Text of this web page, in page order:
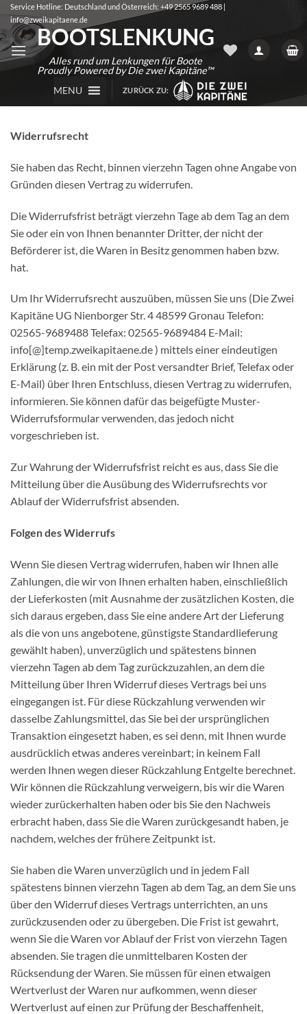
Zum
Inhalt
springen
Service Hotline: Deutschland und Österreich: +49 2565 9689 488 |
info@zweikapitaene.de
BOOTSLENKUNG
Alles rund um Lenkungen für Boote
Proudly Powered by Die zwei Kapitäne™
MENU
ZURÜCK ZU:
Widerrufsrecht
Sie haben das Recht, binnen vierzehn Tagen ohne Angabe von
Gründen diesen Vertrag zu widerrufen.
Die Widerrufsfrist beträgt vierzehn Tage ab dem Tag an dem
Sie oder ein von Ihnen benannter Dritter, der nicht der
Beförderer ist, die Waren in Besitz genommen haben bzw.
hat.
Um Ihr Widerrufsrecht auszuüben, müssen Sie uns (Die Zwei
Kapitäne UG Nienborger Str. 4 48599 Gronau Telefon:
02565-9689488 Telefax: 02565-9689484 E-Mail:
info[@]temp.zweikapitaene.de ) mittels einer eindeutigen
Erklärung (z. B. ein mit der Post versandter Brief, Telefax oder
E-Mail) über Ihren Entschluss, diesen Vertrag zu widerrufen,
informieren. Sie können dafür das beigefügte Muster-
Widerrufsformular verwenden, das jedoch nicht
vorgeschrieben ist.
Zur Wahrung der Widerrufsfrist reicht es aus, dass Sie die
Mitteilung über die Ausübung des Widerrufsrechts vor
Ablauf der Widerrufsfrist absenden.
Folgen des Widerrufs
Wenn Sie diesen Vertrag widerrufen, haben wir Ihnen alle
Zahlungen, die wir von Ihnen erhalten haben, einschließlich
der Lieferkosten (mit Ausnahme der zusätzlichen Kosten, die
sich daraus ergeben, dass Sie eine andere Art der Lieferung
als die von uns angebotene, günstigste Standardlieferung
gewählt haben), unverzüglich und spätestens binnen
vierzehn Tagen ab dem Tag zurückzuzahlen, an dem die
Mitteilung über Ihren Widerruf dieses Vertrags bei uns
eingegangen ist. Für diese Rückzahlung verwenden wir
dasselbe Zahlungsmittel, das Sie bei der ursprünglichen
Transaktion eingesetzt haben, es sei denn, mit Ihnen wurde
ausdrücklich etwas anderes vereinbart; in keinem Fall
werden Ihnen wegen dieser Rückzahlung Entgelte berechnet.
Wir können die Rückzahlung verweigern, bis wir die Waren
wieder zurückerhalten haben oder bis Sie den Nachweis
erbracht haben, dass Sie die Waren zurückgesandt haben, je
nachdem, welches der frühere Zeitpunkt ist.
Sie haben die Waren unverzüglich und in jedem Fall
spätestens binnen vierzehn Tagen ab dem Tag, an dem Sie uns
über den Widerruf dieses Vertrags unterrichten, an uns
zurückzusenden oder zu übergeben. Die Frist ist gewahrt,
wenn Sie die Waren vor Ablauf der Frist von vierzehn Tagen
absenden. Sie tragen die unmittelbaren Kosten der
Rücksendung der Waren. Sie müssen für einen etwaigen
Wertverlust der Waren nur aufkommen, wenn dieser
Wertverlust auf einen zur Prüfung der Beschaffenheit,